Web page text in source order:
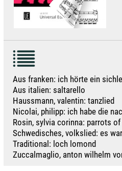
Aus franken: ich hörte ein
Aus italien: saltarello
Haussmann, valentin: tanzlied
Nicolai, philipp: ich habe die
Rosin, sylvia corinna: parrots
Schwedisches, volkslied: es
Traditional: loch lomond
Zuccalmaglio, anton wilhelm